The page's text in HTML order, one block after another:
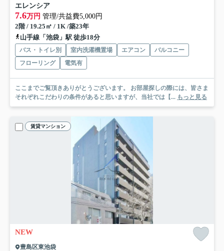
エレンシア
7.6万円 管理/共益費5,000円
2階 / 19.25㎡ / 1K /築23年
山手線「池袋」駅 徒歩18分
バス・トイレ別 室内洗濯機置場 エアコン
バルコニー
フローリング
電気有
ここまでご覧頂きありがとうございます。 お部屋探しの際には、皆さま
それぞれこだわりの条件があると思いますが、当社では【... もっと見る
賃貸マンション
NEW
豊島区東池袋